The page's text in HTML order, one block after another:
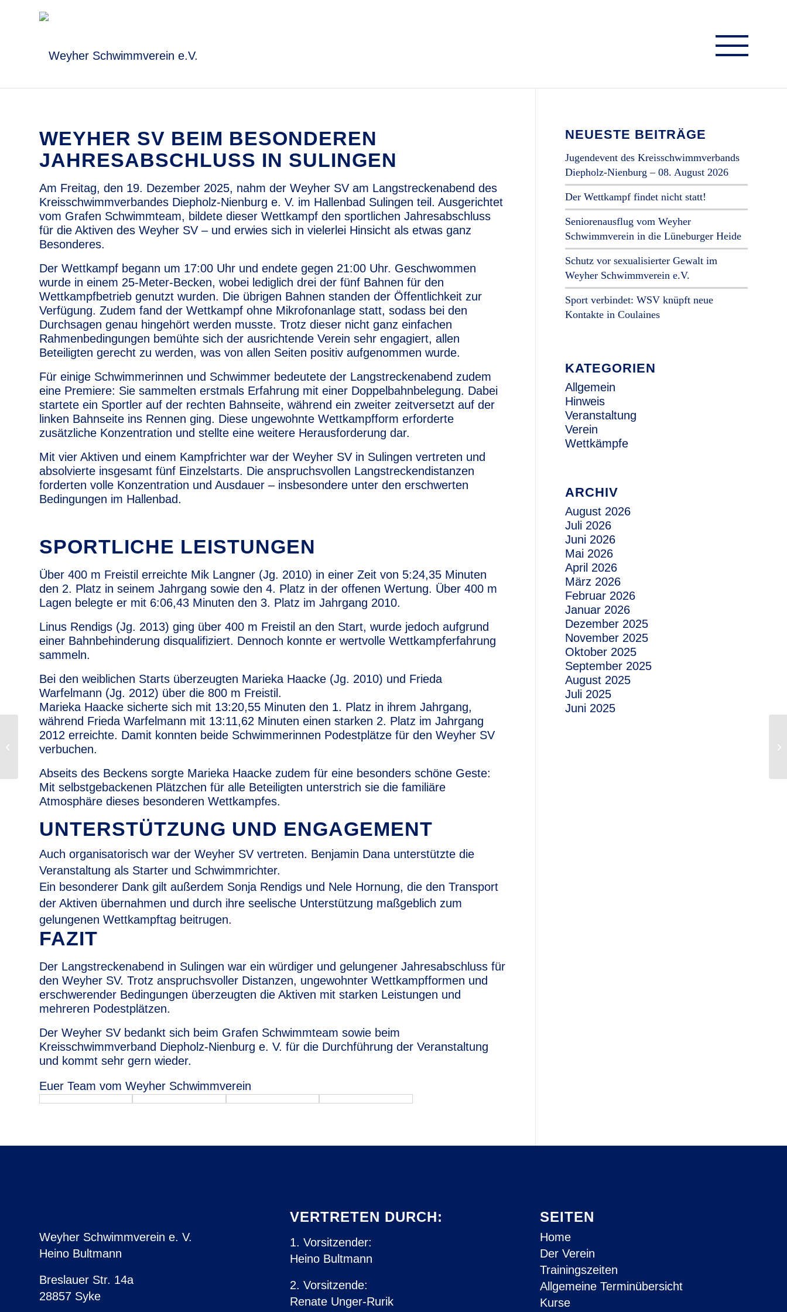
WEYHER SV BEIM BESONDEREN
JAHRESABSCHLUSS IN SULINGEN
Am Freitag, den 19. Dezember 2025, nahm der Weyher SV am Langstreckenabend des
Kreisschwimmverbandes Diepholz-Nienburg e. V. im Hallenbad Sulingen teil. Ausgerichtet
vom Grafen Schwimmteam, bildete dieser Wettkampf den sportlichen Jahresabschluss
für die Aktiven des Weyher SV – und erwies sich in vielerlei Hinsicht als etwas ganz
Besonderes.
Der Wettkampf begann um 17:00 Uhr und endete gegen 21:00 Uhr. Geschwommen
wurde in einem 25-Meter-Becken, wobei lediglich drei der fünf Bahnen für den
Wettkampfbetrieb genutzt wurden. Die übrigen Bahnen standen der Öffentlichkeit zur
Verfügung. Zudem fand der Wettkampf ohne Mikrofonanlage statt, sodass bei den
Durchsagen genau hingehört werden musste. Trotz dieser nicht ganz einfachen
Rahmenbedingungen bemühte sich der ausrichtende Verein sehr engagiert, allen
Beteiligten gerecht zu werden, was von allen Seiten positiv aufgenommen wurde.
Für einige Schwimmerinnen und Schwimmer bedeutete der Langstreckenabend zudem
eine Premiere: Sie sammelten erstmals Erfahrung mit einer Doppelbahnbelegung. Dabei
startete ein Sportler auf der rechten Bahnseite, während ein zweiter zeitversetzt auf der
linken Bahnseite ins Rennen ging. Diese ungewohnte Wettkampfform erforderte
zusätzliche Konzentration und stellte eine weitere Herausforderung dar.
Mit vier Aktiven und einem Kampfrichter war der Weyher SV in Sulingen vertreten und
absolvierte insgesamt fünf Einzelstarts. Die anspruchsvollen Langstreckendistanzen
forderten volle Konzentration und Ausdauer – insbesondere unter den erschwerten
Bedingungen im Hallenbad.
SPORTLICHE LEISTUNGEN
Über 400 m Freistil erreichte Mik Langner (Jg. 2010) in einer Zeit von 5:24,35 Minuten
den 2. Platz in seinem Jahrgang sowie den 4. Platz in der offenen Wertung. Über 400 m
Lagen belegte er mit 6:06,43 Minuten den 3. Platz im Jahrgang 2010.
Linus Rendigs (Jg. 2013) ging über 400 m Freistil an den Start, wurde jedoch aufgrund
einer Bahnbehinderung disqualifiziert. Dennoch konnte er wertvolle Wettkampferfahrung
sammeln.
Bei den weiblichen Starts überzeugten Marieka Haacke (Jg. 2010) und Frieda
Warfelmann (Jg. 2012) über die 800 m Freistil.
Marieka Haacke sicherte sich mit 13:20,55 Minuten den 1. Platz in ihrem Jahrgang,
während Frieda Warfelmann mit 13:11,62 Minuten einen starken 2. Platz im Jahrgang
2012 erreichte. Damit konnten beide Schwimmerinnen Podestplätze für den Weyher SV
verbuchen.
Abseits des Beckens sorgte Marieka Haacke zudem für eine besonders schöne Geste:
Mit selbstgebackenen Plätzchen für alle Beteiligten unterstrich sie die familiäre
Atmosphäre dieses besonderen Wettkampfes.
UNTERSTÜTZUNG UND ENGAGEMENT
Auch organisatorisch war der Weyher SV vertreten. Benjamin Dana unterstützte die
Veranstaltung als Starter und Schwimmrichter.
Ein besonderer Dank gilt außerdem Sonja Rendigs und Nele Hornung, die den Transport
der Aktiven übernahmen und durch ihre seelische Unterstützung maßgeblich zum
gelungenen Wettkampftag beitrugen.
FAZIT
Der Langstreckenabend in Sulingen war ein würdiger und gelungener Jahresabschluss für
den Weyher SV. Trotz anspruchsvoller Distanzen, ungewohnter Wettkampfformen und
erschwerender Bedingungen überzeugten die Aktiven mit starken Leistungen und
mehreren Podestplätzen.
Der Weyher SV bedankt sich beim Grafen Schwimmteam sowie beim
Kreisschwimmverband Diepholz-Nienburg e. V. für die Durchführung der Veranstaltung
und kommt sehr gern wieder.
Euer Team vom Weyher Schwimmverein
NEUESTE BEITRÄGE
Jugendevent des Kreisschwimmverbands
Diepholz-Nienburg – 08. August 2026
Der Wettkampf findet nicht statt!
Seniorenausflug vom Weyher
Schwimmverein in die Lüneburger Heide
Schutz vor sexualisierter Gewalt im
Weyher Schwimmverein e.V.
Sport verbindet: WSV knüpft neue
Kontakte in Coulaines
KATEGORIEN
Allgemein
Hinweis
Veranstaltung
Verein
Wettkämpfe
ARCHIV
August 2026
Juli 2026
Juni 2026
Mai 2026
April 2026
März 2026
Februar 2026
Januar 2026
Dezember 2025
November 2025
Oktober 2025
September 2025
August 2025
Juli 2025
Juni 2025
Weyher Schwimmverein e. V.
Heino Bultmann
Breslauer Str. 14a
28857 Syke
VERTRETEN DURCH:
1. Vorsitzender:
Heino Bultmann
2. Vorsitzende:
Renate Unger-Rurik
SEITEN
Home
Der Verein
Trainingszeiten
Allgemeine Terminübersicht
Kurse
Nachruf auf Helmut
Fellermann